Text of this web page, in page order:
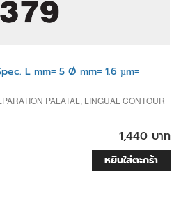
L mm= 5 Ø mm= 1.6 µm=
PALATAL, LINGUAL CONTOUR
1,440 บาท
หยิบใส่ตะกร้า